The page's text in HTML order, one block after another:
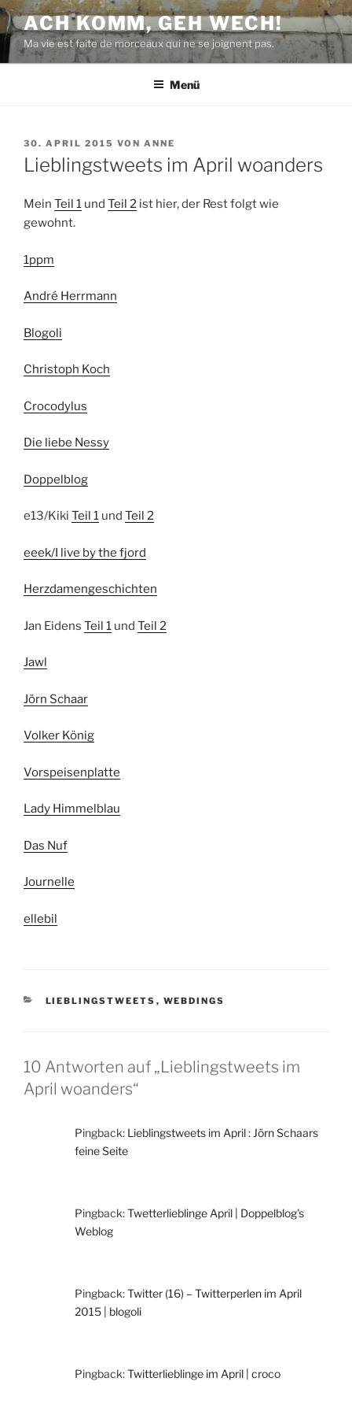
Zum
Inhalt
springen
ACH KOMM, GEH WECH!
Ma vie est faite de morceaux qui ne se joignent pas.
Menü
VERÖFFENTLICHT
AM
30. APRIL 2015 VON ANNE
Lieblingstweets im April woanders
Mein Teil 1 und Teil 2 ist hier, der Rest folgt wie
gewohnt.
1ppm
André Herrmann
Blogoli
Christoph Koch
Crocodylus
Die liebe Nessy
Doppelblog
e13/Kiki Teil 1 und Teil 2
eeek/I live by the fjord
Herzdamengeschichten
Jan Eidens Teil 1 und Teil 2
Jawl
Jörn Schaar
Volker König
Vorspeisenplatte
Lady Himmelblau
Das Nuf
Journelle
ellebil
KATEGORIEN
LIEBLINGSTWEETS , WEBDINGS
10 Antworten auf „Lieblingstweets im
April woanders“
Pingback: Lieblingstweets im April : Jörn Schaars
feine Seite
Pingback:Twetterlieblinge April | Doppelblog's
Weblog
Pingback:Twitter (16) – Twitterperlen im April
2015 | blogoli
Pingback:Twitterlieblinge im April | croco